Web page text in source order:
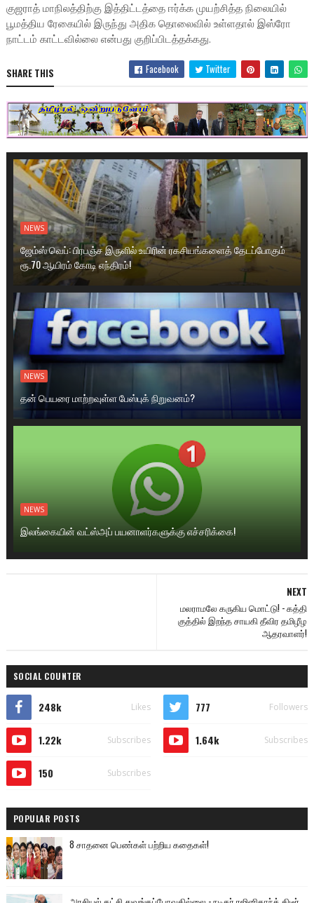
குஜராத் மாநிலத்திற்கு இத்திட்டத்தை ஈர்க்க முயற்சித்த நிலையில்
பூமத்திய ரேகையில் இருந்து அதிக தொலைவில் உள்ளதால் இஸ்ரோ
நாட்டம் காட்டவில்லை என்பது குறிப்பிடத்தக்கது.
SHARE THIS Facebook Twitter
NEWS
ஜேம்ஸ் வெப்: பிரபஞ்ச இருளில் உயிரின் ரகசியங்களைத் தேடப்போகும்
ரூ.70 ஆயிரம் கோடி எந்திரம்!
NEWS
தன் பெயரை மாற்றவுள்ள பேஸ்புக் நிறுவனம்?
NEWS
இலங்கையின் வட்ஸ்அப் பயனாளர்களுக்கு எச்சரிக்கை!
NEXT
மலராமலே கருகிய மொட்டு! - கத்தி
குத்தில் இறந்த சாயகி தீவிர தமிழீழ
ஆதரவாளர்!
SOCIAL COUNTER
248k Likes 777 Followers
1.22k Subscribes 1.64k Subscribes
150 Subscribes
POPULAR POSTS
8 சாதனை பெண்கள் பற்றிய கதைகள்!